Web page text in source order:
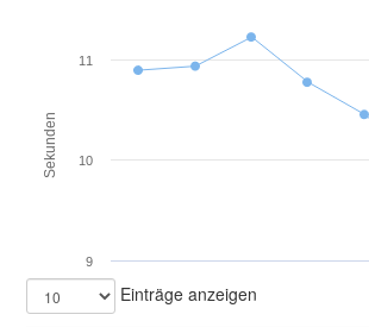
Sekunden
9
10
11
Einträge anzeigen